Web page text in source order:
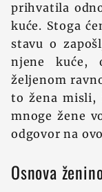
prihvatila
kuće. Stoga
stavu o
njene kuće,
željenom
to žena misli,
mnoge žene
odgovor na
Osnova